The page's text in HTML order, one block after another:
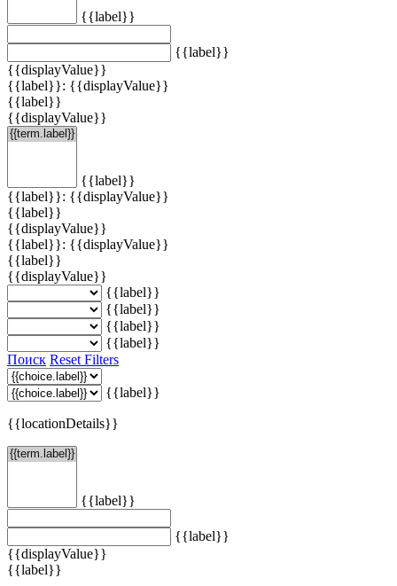
{{label}}
{{label}}
{{displayValue}}
{{label}}: {{displayValue}}
{{label}}
{{displayValue}}
{{label}}
{{label}}: {{displayValue}}
{{label}}
{{displayValue}}
{{label}}: {{displayValue}}
{{label}}
{{displayValue}}
{{label}}
{{label}}
{{label}}
{{label}}
Поиск Reset Filters
{{label}}
{{locationDetails}}
{{label}}
{{label}}
{{displayValue}}
{{label}}